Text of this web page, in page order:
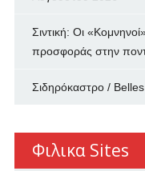
Σιντική: Οι
προσφοράς στην
Σιδηρόκαστρο /
Φιλικα Sites